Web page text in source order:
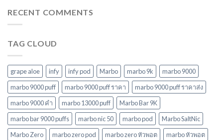
ตอบ
บุหรี่
switch
นิยม
ใหม่
ล่าสุด
ในปี
2568
RECENT COMMENTS
TAG CLOUD
grape aloe infy infy pod Marbo marbo 9k
marbo 9000
marbo 9000 puff
marbo 9000 puff ราคา
marbo 9000 puff ราคาส่ง
marbo 9000 คํา
marbo 13000 puff
Marbo Bar 9K
marbo bar 9000 puffs
marbo nic 50 marbo pod
Marbo SaltNic
Marbo Zero
marbo zero pod marbo zero หัวพอต
marbo หัวพอต